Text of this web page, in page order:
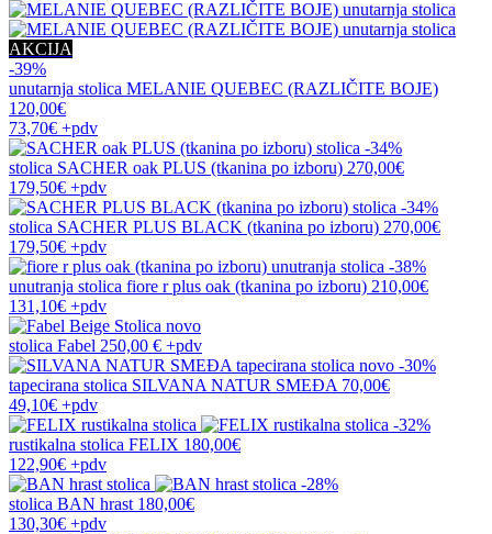
AKCIJA
-39%
unutarnja stolica MELANIE QUEBEC (RAZLIČITE BOJE)
120,00€
73,70€ +pdv
-34%
stolica SACHER oak PLUS (tkanina po izboru) 270,00€
179,50€ +pdv
-34%
stolica SACHER PLUS BLACK (tkanina po izboru) 270,00€
179,50€ +pdv
-38%
unutranja stolica fiore r plus oak (tkanina po izboru) 210,00€
131,10€ +pdv
novo
stolica Fabel 250,00 € +pdv
novo -30%
tapecirana stolica SILVANA NATUR SMEĐA 70,00€
49,10€ +pdv
-32%
rustikalna stolica FELIX 180,00€
122,90€ +pdv
-28%
stolica BAN hrast 180,00€
130,30€ +pdv